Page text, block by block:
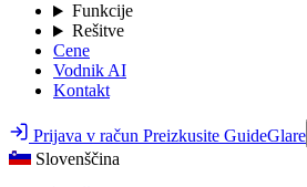
Funkcije
Rešitve
Cene
Vodnik AI
Kontakt
Prijava v račun Preizkusite GuideGlare
Slovenščina